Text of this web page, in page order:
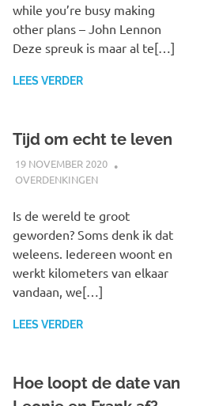
while you’re busy making
other plans – John Lennon
Deze spreuk is maar al te[…]
LEES VERDER
Tijd om echt te leven
19 NOVEMBER 2020
OVERDENKINGEN
Is de wereld te groot
geworden? Soms denk ik dat
weleens. Iedereen woont en
werkt kilometers van elkaar
vandaan, we[…]
LEES VERDER
Hoe loopt de date van